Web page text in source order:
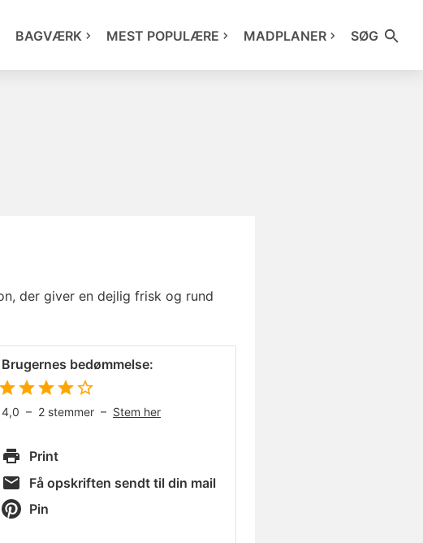
BAGVÆRK MEST POPULÆRE MADPLANER SØG
der giver en dejlig frisk og rund
Brugernes bedømmelse:
4,0 – 2 stemmer – Stem her
Print
Få opskriften sendt til din mail
Pin